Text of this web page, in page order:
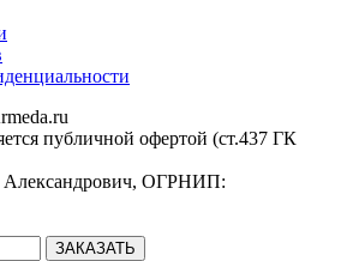
публичной офертой (ст.437 ГК
ОГРНИП: